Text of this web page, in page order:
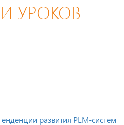
УРОКОВ
развития PLM-систем